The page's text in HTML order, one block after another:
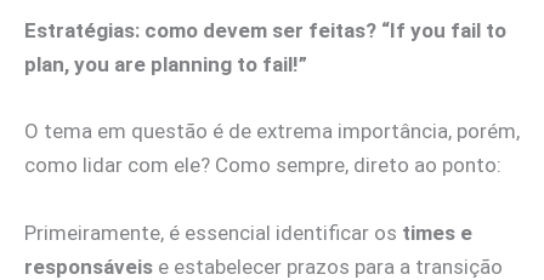
Estratégias: como devem ser feitas? “If you fail to
plan, you are planning to fail!”
O tema em questão é de extrema importância, porém,
como lidar com ele? Como sempre, direto ao ponto:
Primeiramente, é essencial identificar os times e
responsáveis e estabelecer prazos para a transição